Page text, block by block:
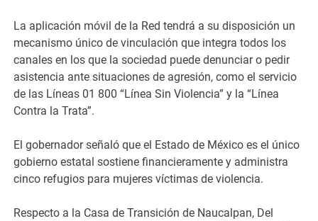
La aplicación móvil de la Red tendrá a su disposición un
mecanismo único de vinculación que integra todos los
canales en los que la sociedad puede denunciar o pedir
asistencia ante situaciones de agresión, como el servicio
de las Líneas 01 800 “Línea Sin Violencia” y la “Línea
Contra la Trata”.
El gobernador señaló que el Estado de México es el único
gobierno estatal sostiene financieramente y administra
cinco refugios para mujeres víctimas de violencia.
Respecto a la Casa de Transición de Naucalpan, Del